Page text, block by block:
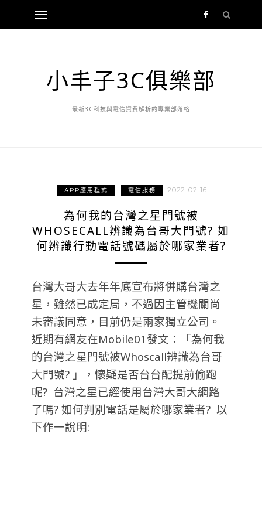
小丰子3C俱樂部
最新3C科技與電信資費解析的專業部落格
APP應用程式 電信服務 2022-02-16
為何我的台灣之星門號被
WHOSECALL辨識為台哥大門號? 如
何辨識行動電話號碼屬於哪家業者?
台灣大哥大去年年底宣布將併購台灣之
星，雖然已成定局，不過因主管機關尚
未審議同意，目前仍是兩家獨立公司。
近期有網友在Mobile01發文：「為何我
的台灣之星門號被Whoscall辨識為台哥
大門號? 」，懷疑是否台台配提前偷跑
呢? 台灣之星已經使用台灣大哥大網路
了嗎? 如何判別電話是屬於哪家業者? 以
下作一說明: